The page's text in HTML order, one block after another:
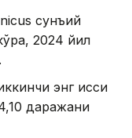
сунъий
2024 йил
энг иссиқ
даражани